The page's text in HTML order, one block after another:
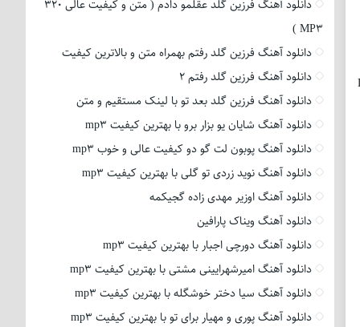
دانلود آهنگ فرزین گلد عقلمو دادم ( متن و کیفیت عالی 320
MP3 )
دانلود آهنگ فرزین گلد رفتم بهمراه متن و بالاترین کیفیت
دانلود آهنگ فرزین گلد رفتم 2
دانلود آهنگ فرزین گلد بعد تو با لینک مستقیم و متن
دانلود آهنگ شایان یو بزار برو با بهترین کیفیت mp3
دانلود آهنگ پوبون لت گو دو کیفیت عالی و خوب mp3
دانلود آهنگ نوید زردی تو گلی با بهترین کیفیت mp3
دانلود آهنگ اوزیر مهدی زاده گجیکمه
دانلود آهنگ ویناک پارافین
دانلود آهنگ دورچی اجبار با بهترین کیفیت mp3
دانلود آهنگ امیرشهرایینی مشتی با بهترین کیفیت mp3
دانلود آهنگ سیا دختر خوشگله با بهترین کیفیت mp3
دانلود آهنگ پوری و مهیار برای تو با بهترین کیفیت mp3